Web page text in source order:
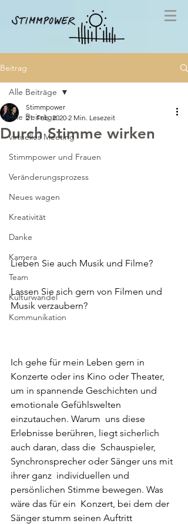
Beitrag
Alle Beiträge
virtuelles Meeting
Stimmpower und Frauen
Veränderungsprozess
Neues wagen
Kreativität
Danke
Kamera
Team
Kulturwandel
Kommunikation
Alle Beiträge
Durch Stimme wirken
Stimmpower
21. Feb. 2020 2 Min. Lesezeit
Lieben Sie auch Musik und Filme?
Lassen Sie sich gern von Filmen und
Musik verzaubern?
Ich gehe für mein Leben gern in
Konzerte oder ins Kino oder Theater,
um in spannende Geschichten und
emotionale Gefühlswelten
einzutauchen. Warum  uns diese
Erlebnisse berühren, liegt sicherlich
auch daran, dass die  Schauspieler,
Synchronsprecher oder Sänger uns mit
ihrer ganz  individuellen und
persönlichen Stimme bewegen. Was
wäre das für ein  Konzert, bei dem der
Sänger stumm seinen Auftritt